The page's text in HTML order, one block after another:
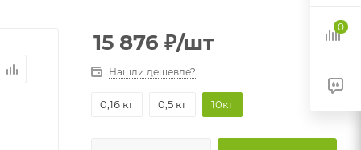
15 876 ₽/шт
Нашли дешевле?
0,16 кг 0,5 кг 10кг
0